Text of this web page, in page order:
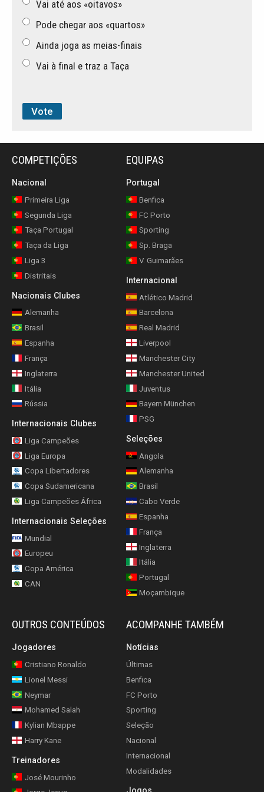
Vai até aos «oitavos»
Pode chegar aos «quartos»
Ainda joga as meias-finais
Vai à final e traz a Taça
COMPETIÇÕES
Nacional
Primeira Liga
Segunda Liga
Taça Portugal
Taça da Liga
Liga 3
Distritais
Nacionais Clubes
Alemanha
Brasil
Espanha
França
Inglaterra
Itália
Rússia
Internacionais Clubes
Liga Campeões
Liga Europa
Copa Libertadores
Copa Sudamericana
Liga Campeões África
Internacionais Seleções
Mundial
Europeu
Copa América
CAN
EQUIPAS
Portugal
Benfica
FC Porto
Sporting
Sp. Braga
V. Guimarães
Internacional
Atlético Madrid
Barcelona
Real Madrid
Liverpool
Manchester City
Manchester United
Juventus
Bayern München
PSG
Seleções
Angola
Alemanha
Brasil
Cabo Verde
Espanha
França
Inglaterra
Itália
Portugal
Moçambique
OUTROS CONTEÚDOS
Jogadores
Cristiano Ronaldo
Lionel Messi
Neymar
Mohamed Salah
Kylian Mbappe
Harry Kane
Treinadores
José Mourinho
ACOMPANHE TAMBÉM
Notícias
Últimas
Benfica
FC Porto
Sporting
Seleção
Nacional
Internacional
Modalidades